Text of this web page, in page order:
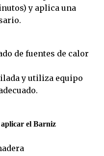
y aplica una
de fuentes de calor
y utiliza equipo
aplicar el Barniz